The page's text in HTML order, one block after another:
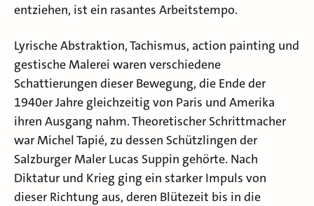
entziehen, ist ein rasantes Arbeitstempo.
Lyrische Abstraktion, Tachismus, action painting und
gestische Malerei waren verschiedene
Schattierungen dieser Bewegung, die Ende der
1940er Jahre gleichzeitig von Paris und Amerika
ihren Ausgang nahm. Theoretischer Schrittmacher
war Michel Tapié, zu dessen Schützlingen der
Salzburger Maler Lucas Suppin gehörte. Nach
Diktatur und Krieg ging ein starker Impuls von
dieser Richtung aus, deren Blütezeit bis in die